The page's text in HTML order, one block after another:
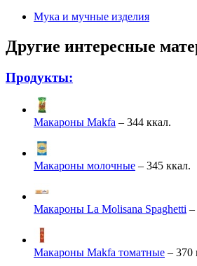
Мука и мучные изделия
Другие интересные
Продукты:
Макароны Makfa – 344 ккал.
Макароны молочные – 345 ккал.
Макароны La Molisana Spaghetti –
Макароны Makfa томатные – 370